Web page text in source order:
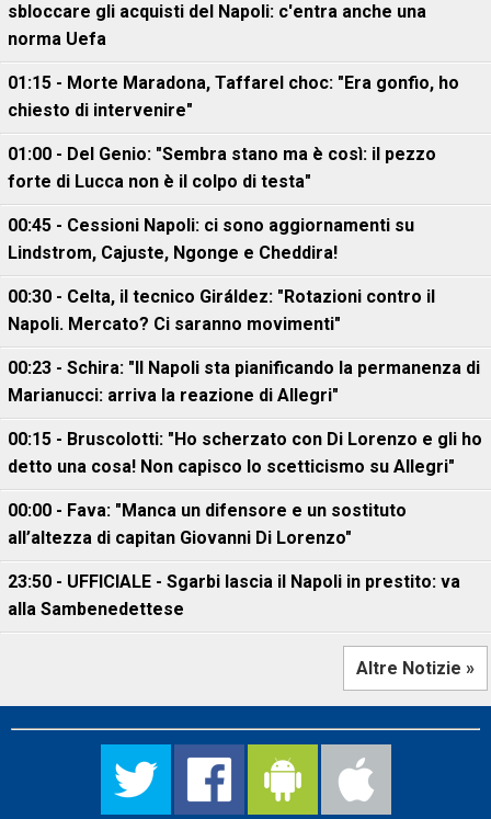
sbloccare gli acquisti del Napoli: c'entra anche una
norma Uefa
01:15 - Morte Maradona, Taffarel choc: "Era gonfio, ho
chiesto di intervenire"
01:00 - Del Genio: "Sembra stano ma è così: il pezzo
forte di Lucca non è il colpo di testa"
00:45 - Cessioni Napoli: ci sono aggiornamenti su
Lindstrom, Cajuste, Ngonge e Cheddira!
00:30 - Celta, il tecnico Giráldez: "Rotazioni contro il
Napoli. Mercato? Ci saranno movimenti"
00:23 - Schira: "Il Napoli sta pianificando la permanenza di
Marianucci: arriva la reazione di Allegri"
00:15 - Bruscolotti: "Ho scherzato con Di Lorenzo e gli ho
detto una cosa! Non capisco lo scetticismo su Allegri"
00:00 - Fava: "Manca un difensore e un sostituto
all’altezza di capitan Giovanni Di Lorenzo"
23:50 - UFFICIALE - Sgarbi lascia il Napoli in prestito: va
alla Sambenedettese
Altre Notizie »